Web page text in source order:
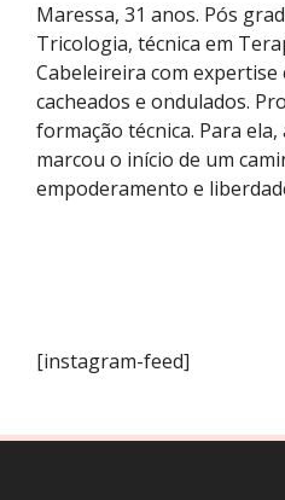
Maressa, 31 anos. Pós
Tricologia, técnica em
Cabeleireira com expertise
cacheados e ondulados.
formação técnica. Para
marcou o início de um
empoderamento e
[instagram-feed]